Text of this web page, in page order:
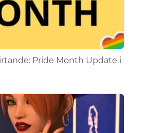
Pride Month Update i